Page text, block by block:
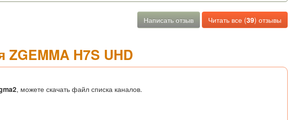
Написать отзыв Читать все (39) отзывы
H7S UHD
, можете скачать файл списка каналов.